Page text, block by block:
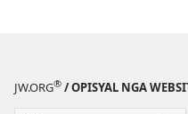
JW.ORG® / OPISYAL NGA